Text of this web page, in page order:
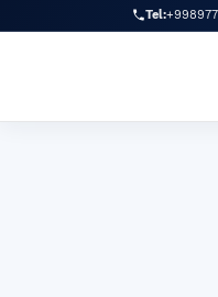
Skip to main
Skip to main content
Skip to site footer
Tel: